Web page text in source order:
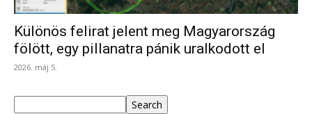
Különös felirat jelent meg Magyarország
fölött, egy pillanatra pánik uralkodott el
2026. máj 5.
Search